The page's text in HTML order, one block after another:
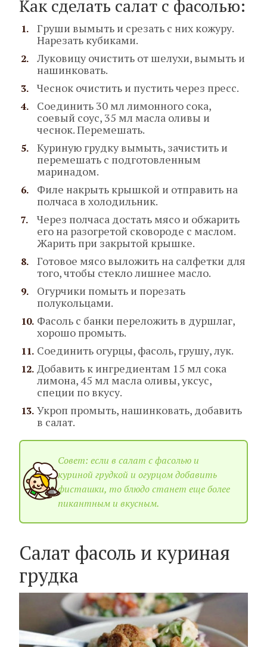
Как сделать салат с фасолью:
Груши вымыть и срезать с них кожуру.
Нарезать кубиками.
Луковицу очистить от шелухи, вымыть и
нашинковать.
Чеснок очистить и пустить через пресс.
Соединить 30 мл лимонного сока,
соевый соус, 35 мл масла оливы и
чеснок. Перемешать.
Куриную грудку вымыть, зачистить и
перемешать с подготовленным
маринадом.
Филе накрыть крышкой и отправить на
полчаса в холодильник.
Через полчаса достать мясо и обжарить
его на разогретой сковороде с маслом.
Жарить при закрытой крышке.
Готовое мясо выложить на салфетки для
того, чтобы стекло лишнее масло.
Огурчики помыть и порезать
полукольцами.
Фасоль с банки переложить в дуршлаг,
хорошо промыть.
Соединить огурцы, фасоль, грушу, лук.
Добавить к ингредиентам 15 мл сока
лимона, 45 мл масла оливы, уксус,
специи по вкусу.
Укроп промыть, нашинковать, добавить
в салат.
Совет: если в салат с фасолью и
куриной грудкой и огурцом добавить
фисташки, то блюдо станет еще более
пикантным и вкусным.
Салат фасоль и куриная
грудка